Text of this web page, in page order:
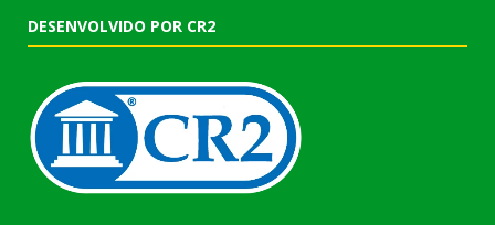
DESENVOLVIDO POR CR2